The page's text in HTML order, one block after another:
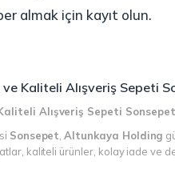
almak için kayıt olun.
Kaliteli Alışveriş Sepeti
Alışveriş Sepeti Sonsepet
Sonsepet,Altunkaya Holding
kaliteli ürünler, kolay iade ve